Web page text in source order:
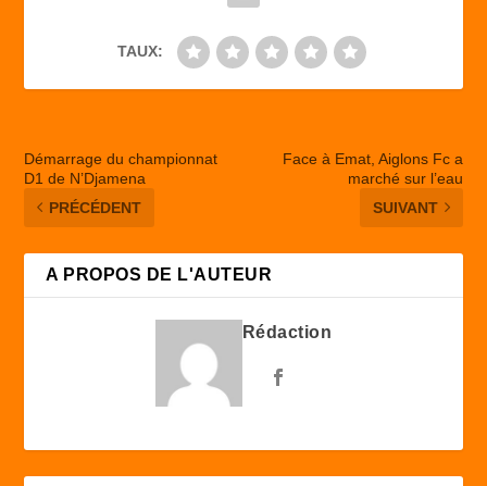
TAUX:
Démarrage du championnat
D1 de N’Djamena
PRÉCÉDENT
Face à Emat, Aiglons Fc a
marché sur l’eau
SUIVANT
A PROPOS DE L'AUTEUR
Rédaction